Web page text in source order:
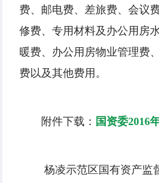
费、邮电费、差旅费、会议
修费、专用材料及办公用房
暖费、办公用房物业管理费
费以及其他费用。
附件下载： 国资委2016
杨凌示范区国有资